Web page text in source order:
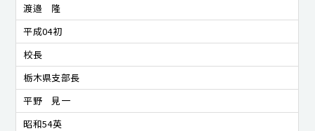
渡邉 隆
平成04初
校長
栃木県支部長
平野 見一
昭和54英